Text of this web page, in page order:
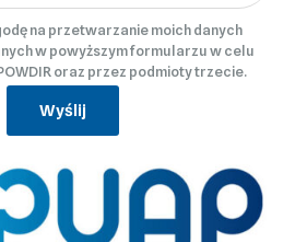
na przetwarzanie moich danych
w powyższym formularzu w celu
oraz przez podmioty trzecie.